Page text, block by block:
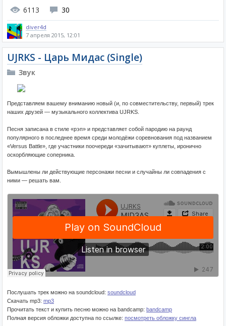
6113 30
diver4d
7 апреля 2015, 12:01
UJRKS - Царь Мидас (Single)
Звук
Представляем вашему вниманию новый (и, по совместительству, первый) трек
наших друзей — музыкального коллектива UJRKS.
Песня записана в стиле «рэп» и представляет собой пародию на раунд
популярного в последнее время среди молодёжи соревнования под названием
«Versus Battle», где участники поочереди «зачитывают» куплеты, иронично
оскорбляющие соперника.
Вымышлены ли действующие персонажи песни и случайны ли совпадения с
ними — решать вам.
Послушать трек можно на soundcloud: soundcloud
Скачать mp3: mp3
Прочитать текст и купить песню можно на bandcamp: bandcamp
Полная версия обложки доступна по ссылке: посмотреть обложку сингла